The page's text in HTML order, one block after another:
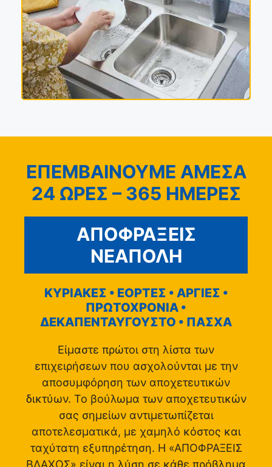
ΕΠΕΜΒΑΙΝΟΥΜΕ ΑΜΕΣΑ
24 ΩΡΕΣ – 365 ΗΜΕΡΕΣ
ΑΠΟΦΡΑΞΕΙΣ
ΝΕΑΠΟΛΗ
ΚΥΡΙΑΚΕΣ • ΕΟΡΤΕΣ • ΑΡΓΙΕΣ •
ΠΡΩΤΟΧΡΟΝΙΑ •
ΔΕΚΑΠΕΝΤΑΥΓΟΥΣΤΟ • ΠΑΣΧΑ
Είμαστε πρώτοι στη λίστα των
επιχειρήσεων που ασχολούνται με την
αποσυμφόρηση των αποχετευτικών
δικτύων. Το βούλωμα των αποχετευτικών
σας σημείων αντιμετωπίζεται
αποτελεσματικά, με χαμηλό κόστος και
ταχύτατη εξυπηρέτηση. Η «ΑΠΟΦΡΑΞΕΙΣ
ΒΛΑΧΟΣ» είναι η λύση σε κάθε πρόβλημα